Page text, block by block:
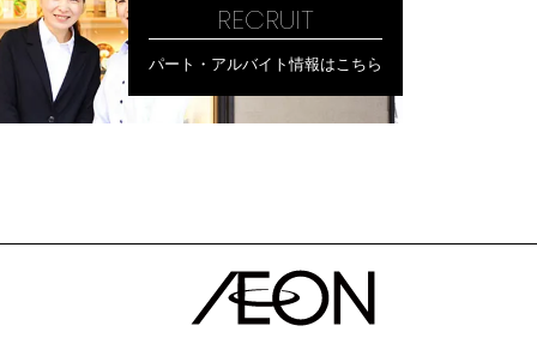
RECRUIT
パート・アルバイト情報はこちら